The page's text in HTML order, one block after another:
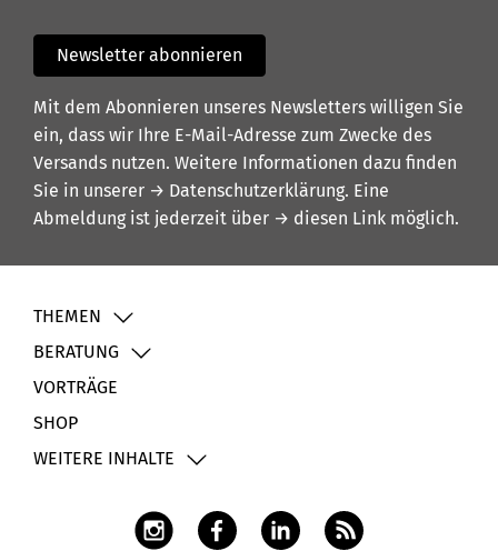
Newsletter abonnieren
Mit dem Abonnieren unseres Newsletters willigen Sie
ein, dass wir Ihre E-Mail-Adresse zum Zwecke des
Versands nutzen. Weitere Informationen dazu finden
Sie in unserer → Datenschutzerklärung. Eine
Abmeldung ist jederzeit über → diesen Link möglich.
THEMEN
BERATUNG
VORTRÄGE
SHOP
WEITERE INHALTE